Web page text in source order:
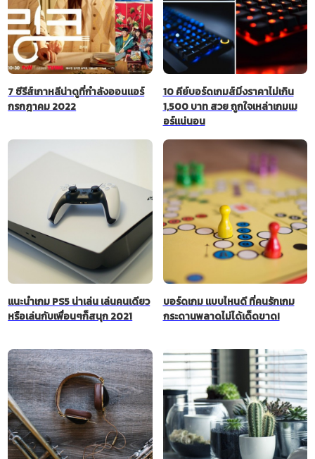
7 ซีรีส์เกาหลีน่าดูที่กำลังออนแอร์
กรกฎาคม 2022
10 คีย์บอร์ดเกมส์มิ่งราคาไม่เกิน
1,500 บาท สวย ถูกใจเหล่าเกมเม
อร์แน่นอน
แนะนำเกม PS5 น่าเล่น เล่นคนเดียว
หรือเล่นกับเพื่อนๆก็สนุก 2021
บอร์ดเกม แบบไหนดี ที่คนรักเกม
กระดานพลาดไม่ได้เด็ดขาด!